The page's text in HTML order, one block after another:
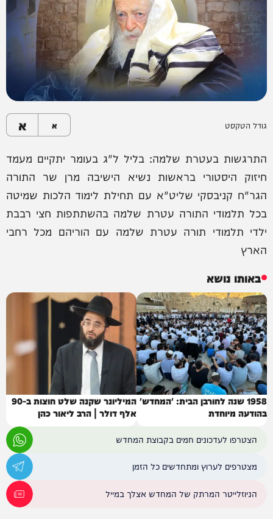
גודל הטקסט א א
התרגשות בעטרת שלמה: בליל ל"ג בעומר יתקיים מעמד
חיזוק היסטורי בראשות נשיא הישיבה מרן שר התורה
הגר"ח קניבסקי שליט"א עם תחילת לימוד הלכות שמיטה
בכל תלמודי התורה עטרת שלמה בהשתתפות חצי רבבת
ילדי תלמודי תורה עטרת שלמה עם הוריהם מכל רחבי
הארץ
באותו נושא
1958 שנה לחורבן הבית: 'המחדש'
בהודעה מיוחדת
המיליונר שקנה שלט חוצות ב-90
אלף דולר | הרב ליאור כהן
הצטרפו לעדכונים חמים בקבוצת המחדש
מצטרפים לערוץ ומתחדשים כל הזמן
הניוזלייטר המרתק של המחדש אצלך במייל